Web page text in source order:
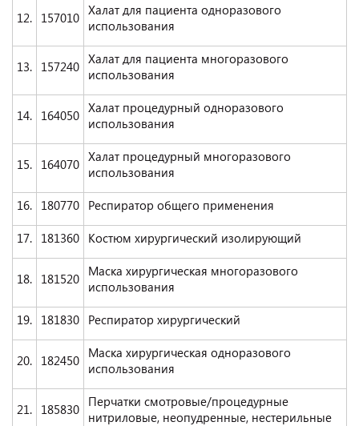
12. 157010 Халат для пациента одноразового
использования
13. 157240 Халат для пациента многоразового
использования
14. 164050 Халат процедурный одноразового
использования
15. 164070 Халат процедурный многоразового
использования
16. 180770 Респиратор общего применения
17. 181360 Костюм хирургический изолирующий
18. 181520 Маска хирургическая многоразового
использования
19. 181830 Респиратор хирургический
20. 182450 Маска хирургическая одноразового
использования
21. 185830 Перчатки смотровые/процедурные
нитриловые, неопудренные, нестерильные